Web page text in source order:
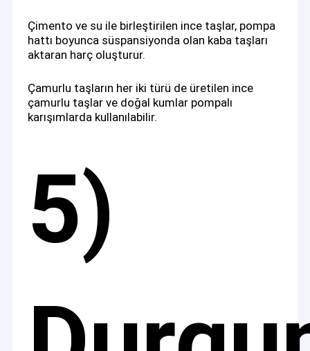
Çimento ve su ile birleştirilen ince taşlar, pompa
hattı boyunca süspansiyonda olan kaba taşları
aktaran harç oluşturur.
Çamurlu taşların her iki türü de üretilen ince
çamurlu taşlar ve doğal kumlar pompalı
karışımlarda kullanılabilir.
5)